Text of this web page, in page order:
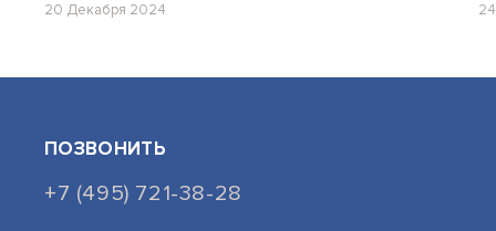
20 Декабря 2024
ПОЗВОНИТЬ
+7 (495) 721-38-28